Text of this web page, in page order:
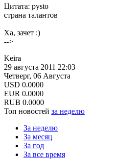
Цитата: pysto
страна талантов
Ха, зачет :)
-->
Keira
29 августа 2011 22:03
Четверг, 06 Августа
USD 0.0000
EUR 0.0000
RUB 0.0000
Топ новостей за неделю
За неделю
За месяц
За год
За все время